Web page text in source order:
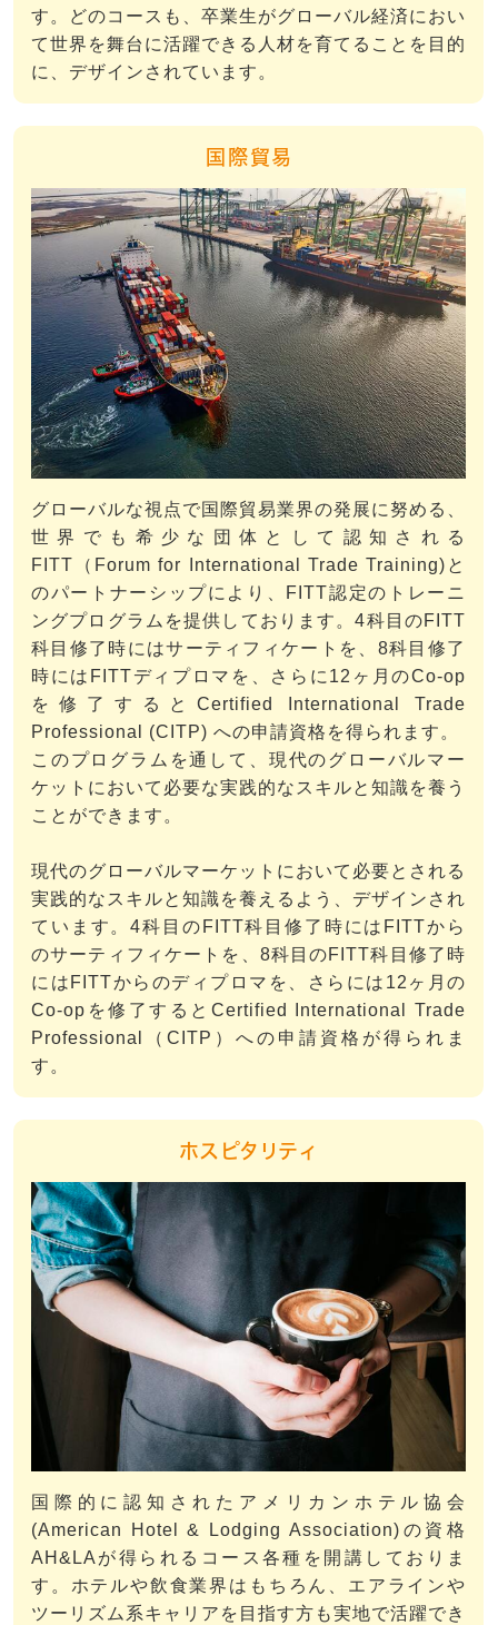
す。どのコースも、卒業生がグローバル経済におい
て世界を舞台に活躍できる人材を育てることを目的
に、デザインされています。
国際貿易
グローバルな視点で国際貿易業界の発展に努める、
世界でも希少な団体として認知される
FITT（Forum for International Trade Training)と
のパートナーシップにより、FITT認定のトレーニ
ングプログラムを提供しております。4科目のFITT
科目修了時にはサーティフィケートを、8科目修了
時にはFITTディプロマを、さらに12ヶ月のCo-op
を修了するとCertified International Trade
Professional (CITP) への申請資格を得られます。
このプログラムを通して、現代のグローバルマー
ケットにおいて必要な実践的なスキルと知識を養う
ことができます。
現代のグローバルマーケットにおいて必要とされる
実践的なスキルと知識を養えるよう、デザインされ
ています。4科目のFITT科目修了時にはFITTから
のサーティフィケートを、8科目のFITT科目修了時
にはFITTからのディプロマを、さらには12ヶ月の
Co-opを修了するとCertified International Trade
Professional（CITP）への申請資格が得られま
す。
ホスピタリティ
国際的に認知されたアメリカンホテル協会
(American Hotel & Lodging Association)の資格
AH&LAが得られるコース各種を開講しておりま
す。ホテルや飲食業界はもちろん、エアラインや
ツーリズム系キャリアを目指す方も実地で活躍でき